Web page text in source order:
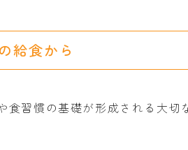
給食から
食習慣の基礎が形成される大切